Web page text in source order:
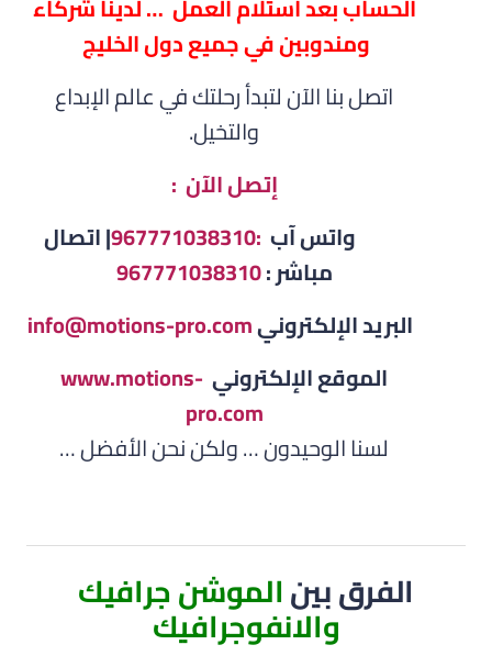
الحساب بعد استلام العمل … لدينا شركاء
ومندوبين في جميع دول الخليج
اتصل بنا الآن لتبدأ رحلتك في عالم الإبداع
والتخيل.
إتصل الآن :
واتس آب :967771038310
| اتصال
مباشر :967771038310
البريد الإلكترونيinfo@motions-pro.com
الموقع الإلكتروني www.motions-
pro.com
لسنا الوحيدون … ولكن نحن الأفضل …
الفرق بينالموشن جرافيك
والانفوجرافيك